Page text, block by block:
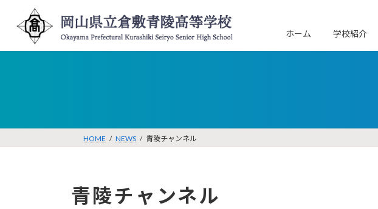
ン
ー
ホーム
学校紹介
HOME NEWS 青陵チャンネル
青陵チャンネル